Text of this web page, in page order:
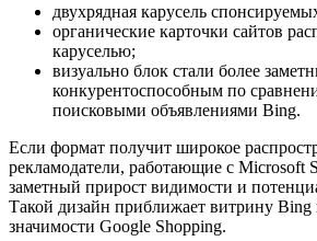
двухрядная карусель
органические карточки сайтов
каруселью;
визуально блок стали более
конкурентоспособным по
поисковыми объявлениями Bing.
Если формат получит широкое
рекламодатели, работающие с Microsoft
заметный прирост видимости и
Такой дизайн приближает витрину Bing
значимости Google Shopping.